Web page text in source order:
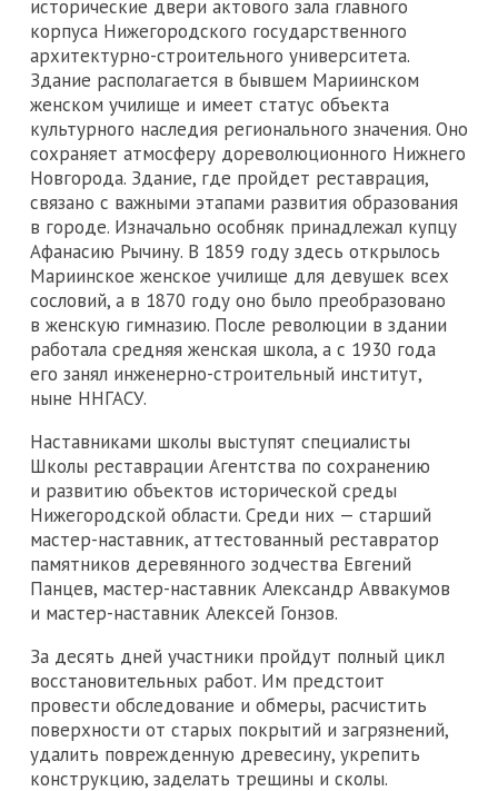
исторические двери актового зала главного
корпуса Нижегородского государственного
архитектурно-строительного университета.
Здание располагается в бывшем Мариинском
женском училище и имеет статус объекта
культурного наследия регионального значения. Оно
сохраняет атмосферу дореволюционного Нижнего
Новгорода. Здание, где пройдет реставрация,
связано с важными этапами развития образования
в городе. Изначально особняк принадлежал купцу
Афанасию Рычину. В 1859 году здесь открылось
Мариинское женское училище для девушек всех
сословий, а в 1870 году оно было преобразовано
в женскую гимназию. После революции в здании
работала средняя женская школа, а с 1930 года
его занял инженерно-строительный институт,
ныне ННГАСУ.
Наставниками школы выступят специалисты
Школы реставрации Агентства по сохранению
и развитию объектов исторической среды
Нижегородской области. Среди них — старший
мастер-наставник, аттестованный реставратор
памятников деревянного зодчества Евгений
Панцев, мастер-наставник Александр Аввакумов
и мастер-наставник Алексей Гонзов.
За десять дней участники пройдут полный цикл
восстановительных работ. Им предстоит
провести обследование и обмеры, расчистить
поверхности от старых покрытий и загрязнений,
удалить поврежденную древесину, укрепить
конструкцию, заделать трещины и сколы.